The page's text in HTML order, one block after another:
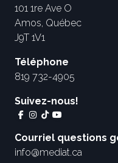
101 1re Ave O
Amos, Québec
J9T 1V1
Téléphone
819 732-4905
Suivez-nous!
Courriel questions
info@mediat.ca